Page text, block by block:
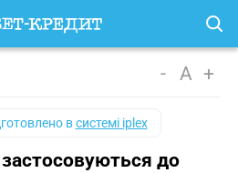
- A +
всистемі iplex
до